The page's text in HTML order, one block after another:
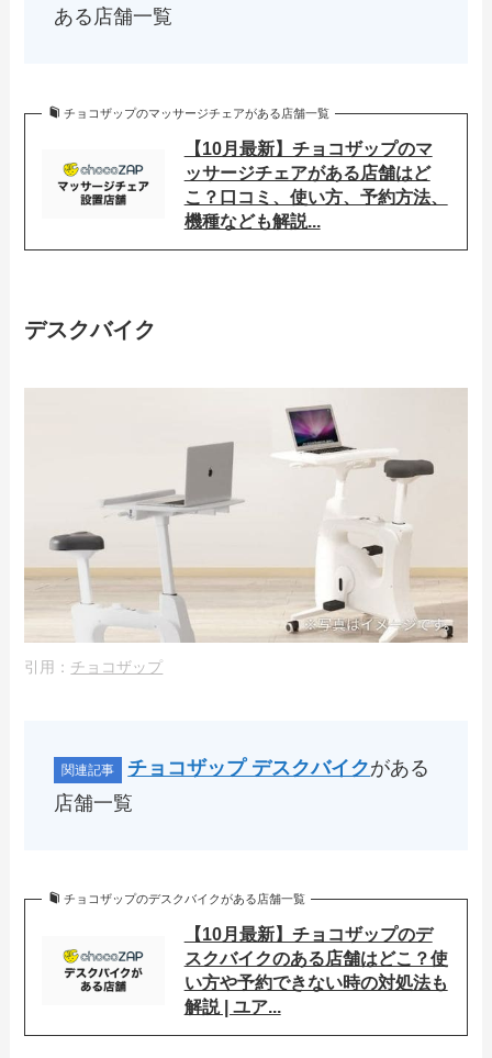
ある店舗一覧
チョコザップのマッサージチェアがある店舗一覧
【10月最新】チョコザップのマ
ッサージチェアがある店舗はど
こ？口コミ、使い方、予約方法、
機種なども解説...
デスクバイク
引用： チョコザップ
チョコザップ デスクバイクがある
店舗一覧
チョコザップのデスクバイクがある店舗一覧
【10月最新】チョコザップのデ
スクバイクのある店舗はどこ？使
い方や予約できない時の対処法も
解説 | ユア...